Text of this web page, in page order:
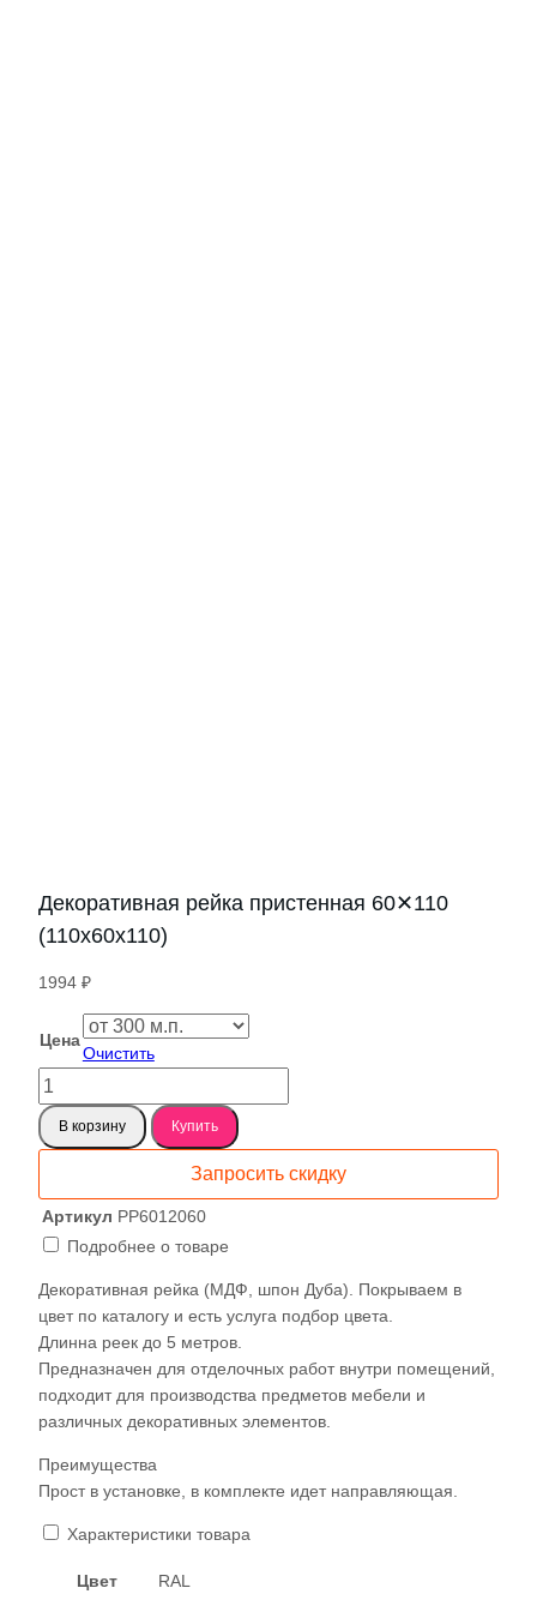
Декоративная рейка пристенная 60✕110
(110х60х110)
1994 ₽
Цена
Очистить
Количество
товара
Декоративная
рейка
60✕110
(110х60х110)
В корзину Купить
Запросить скидку
Артикул РР6012060
Подробнее о товаре
Декоративная рейка (МДФ, шпон Дуба). Покрываем в
цвет по каталогу и есть услуга подбор цвета.
Длинна реек до 5 метров.
Предназначен для отделочных работ внутри помещений,
подходит для производства предметов мебели и
различных декоративных элементов.
Преимущества
Прост в установке, в комплекте идет направляющая.
Характеристики товара
Цвет RAL